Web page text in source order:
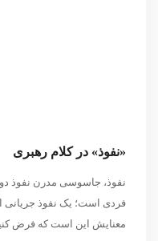
«نفوذ» در کلام رهبری
نفوذ، جاسوسی مدرن نفوذ
فردی است؛ یک نفوذ جریانی
معنایش این است که فرض